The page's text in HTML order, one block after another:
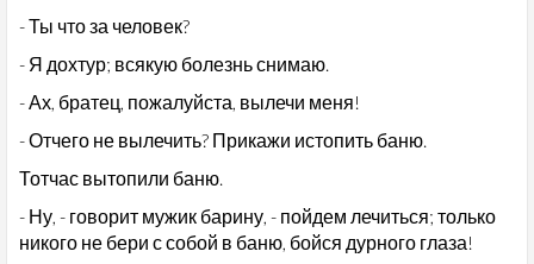
- Ты что за человек?
- Я дохтур; всякую болезнь снимаю.
- Ах, братец, пожалуйста, вылечи меня!
- Отчего не вылечить? Прикажи истопить баню.
Тотчас вытопили баню.
- Ну, - говорит мужик барину, - пойдем лечиться; только
никого не бери с собой в баню, бойся дурного глаза!